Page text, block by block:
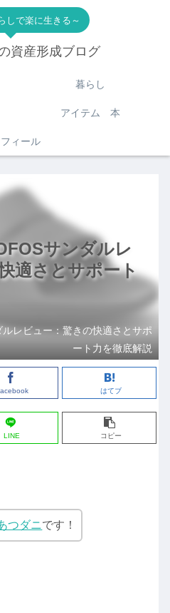
しで楽に生きる～
資産形成ブログ
暮らし
アイテム 本
ィール
サンダルレ
適さとサポート
ルレビュー：驚きの快適さとサポ
ート力を徹底解説
はてブ
LINE コピー
つダニです！